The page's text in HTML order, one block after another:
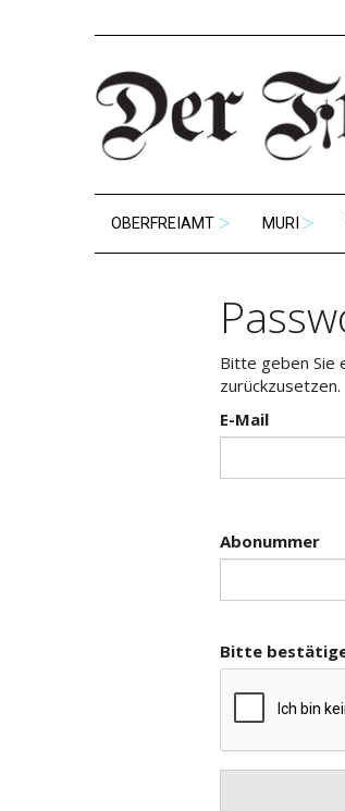
OBERFREIAMT MURI